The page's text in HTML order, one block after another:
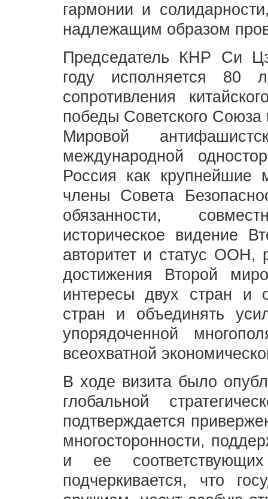
гармонии и
надлежащим образом
Председатель КНР Си
году исполняется
сопротивления
победы Советского Союза
Мировой
международной
Россия как крупнейшие
члены Совета
обязанности,
историческое видение
авторитет и статус ООН,
достижения Второй
интересы двух стран и
стран и объединять
упорядоченной
всеохватной
В ходе визита было
глобальной
подтверждается
многосторонности,
и ее соответствующих
подчеркивается, что